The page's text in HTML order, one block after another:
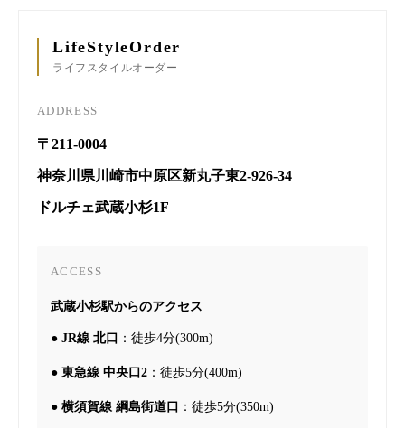
LifeStyleOrder
ライフスタイルオーダー
ADDRESS
〒211-0004
神奈川県川崎市中原区新丸子東2-926-34
ドルチェ武蔵小杉1F
ACCESS
武蔵小杉駅からのアクセス
● JR線 北口 ：徒歩4分(300m)
● 東急線 中央口2 ：徒歩5分(400m)
● 横須賀線 綱島街道口 ：徒歩5分(350m)